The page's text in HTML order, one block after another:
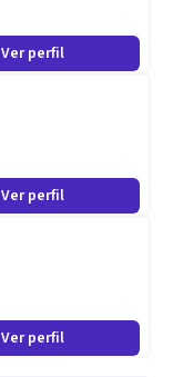
Ver perfil
Ver perfil
Ver perfil